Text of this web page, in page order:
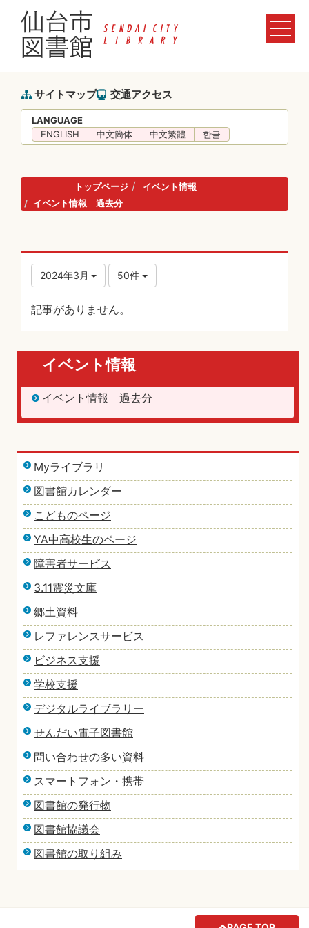
サイトマップ 交通アクセス
LANGUAGE
ENGLISH
中文簡体 中文繁體 한글
トップページ
イベント情報
イベント情報 過去分
2024年3月 50件
記事がありません。
イベント情報
イベント情報 過去分
Myライブラリ
図書館カレンダー
こどものページ
YA中高校生のページ
障害者サービス
3.11震災文庫
郷土資料
レファレンスサービス
ビジネス支援
学校支援
デジタルライブラリー
せんだい電子図書館
問い合わせの多い資料
スマートフォン・携帯
図書館の発行物
図書館協議会
図書館の取り組み